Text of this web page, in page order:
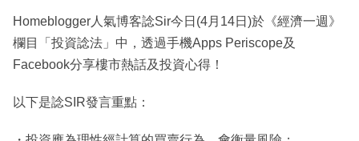
Homeblogger人氣博客諗Sir今日(4月14日)於《經濟一週》
欄目「投資諗法」中，透過手機Apps Periscope及
Facebook分享樓市熱話及投資心得！
以下是諗SIR發言重點：